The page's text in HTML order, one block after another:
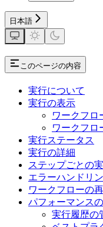
日本語
このページの内容
実行について
実行の表示
ワークフロ
ワークフロ
実行ステータス
実行の詳細
ステップごとの
エラーハンドリ
ワークフローの
パフォーマンス
実行履歴の